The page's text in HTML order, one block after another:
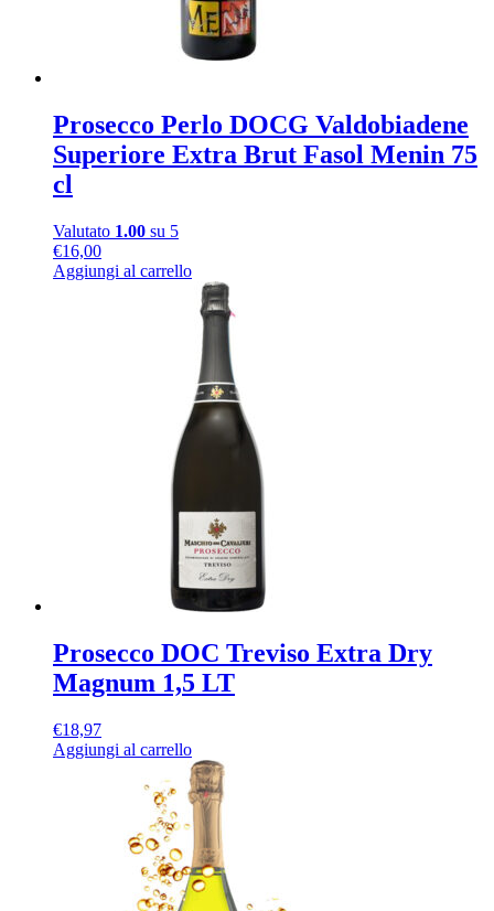
Prosecco Perlo DOCG Valdobiadene
Superiore Extra Brut Fasol Menin 75
cl
Valutato 1.00 su 5
€16,00
Aggiungi al carrello
Prosecco DOC Treviso Extra Dry
Magnum 1,5 LT
€18,97
Aggiungi al carrello